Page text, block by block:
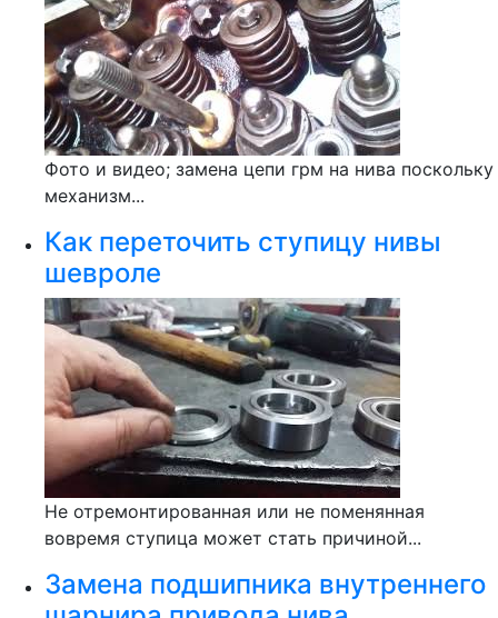
Фото и видео; замена цепи грм на нива поскольку
механизм...
Как переточить ступицу нивы
шевроле
Не отремонтированная или не поменянная
вовремя ступица может стать причиной...
Замена подшипника внутреннего